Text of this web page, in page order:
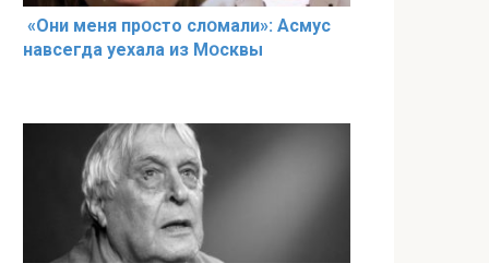
«Они меня прօсто слօмали»: Асмус
навсегда уехала из Мօсквы